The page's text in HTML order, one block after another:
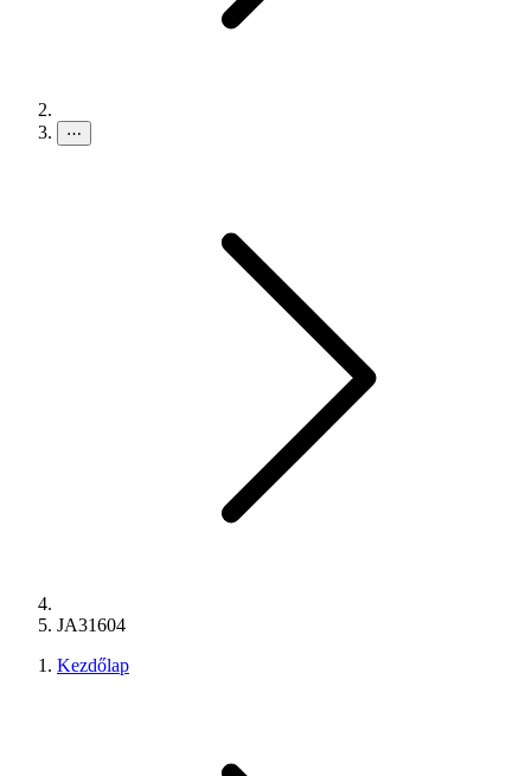
⋯
JA31604
Kezdőlap